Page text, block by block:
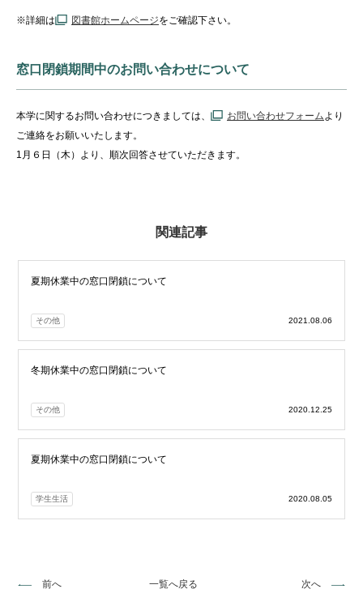
※詳細は 図書館ホームページをご確認下さい。
窓口閉鎖期間中のお問い合わせについて
本学に関するお問い合わせにつきましては、 お問い合わせフォームより
ご連絡をお願いいたします。
1月６日（木）より、順次回答させていただきます。
関連記事
夏期休業中の窓口閉鎖について
その他 2021.08.06
冬期休業中の窓口閉鎖について
その他 2020.12.25
夏期休業中の窓口閉鎖について
学生生活 2020.08.05
前へ 一覧へ戻る 次へ